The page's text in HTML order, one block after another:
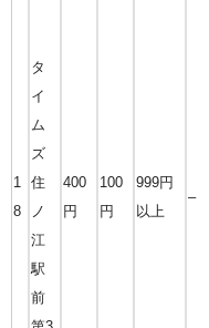
1
8
タ
イ
ム
ズ
住
ノ
江
駅
前
400
円
100
円
999円
以上
–